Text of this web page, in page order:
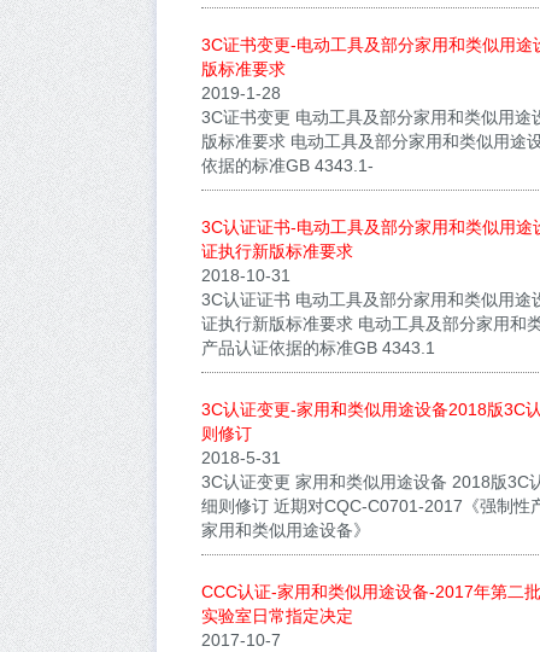
3C证书变更-电动工具及部分家用和类似用途
版标准要求
2019-1-28
3C证书变更 电动工具及部分家用和类似用途
版标准要求 电动工具及部分家用和类似用途
依据的标准GB 4343.1-
3C认证证书-电动工具及部分家用和类似用途
证执行新版标准要求
2018-10-31
3C认证证书 电动工具及部分家用和类似用途
证执行新版标准要求 电动工具及部分家用和
产品认证依据的标准GB 4343.1
3C认证变更-家用和类似用途设备2018版3C
则修订
2018-5-31
3C认证变更 家用和类似用途设备 2018版3C
细则修订 近期对CQC-C0701-2017《强制性
家用和类似用途设备》
CCC认证-家用和类似用途设备-2017年第二
实验室日常指定决定
2017-10-7